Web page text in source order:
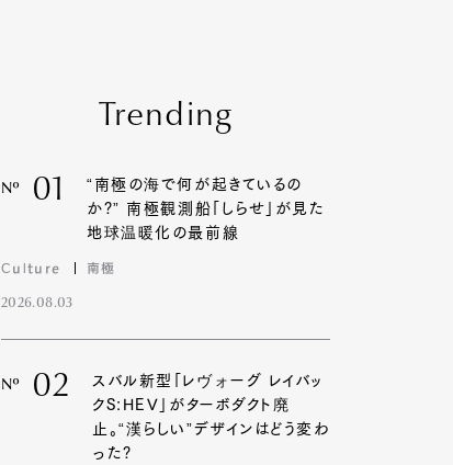
Trending
Nº 01
“南極の海で何が起きているの
か?” 南極観測船「しらせ」が見た
地球温暖化の最前線
Culture 南極
2026.08.03
Nº 02
スバル新型「レヴォーグ レイバッ
クS:HEV」がターボダクト廃
止。“漢らしい”デザインはどう変わ
った?